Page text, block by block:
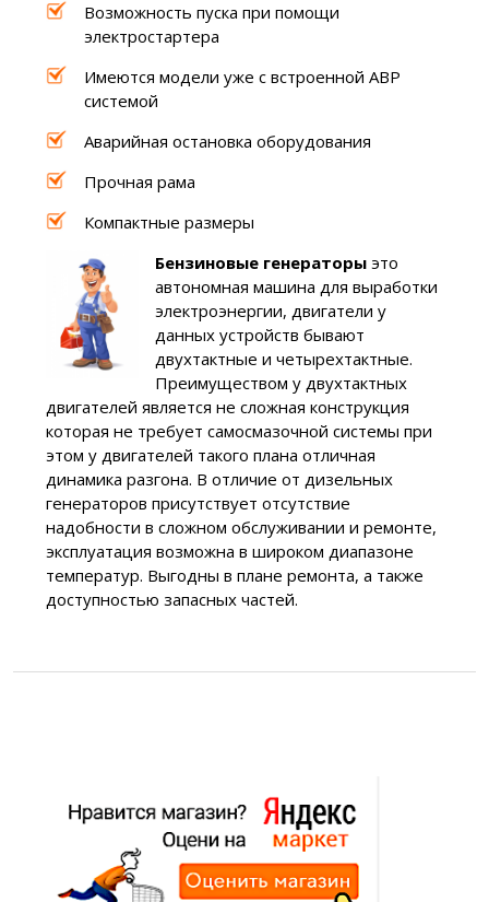
Возможность пуска при помощи
электростартера
Имеются модели уже с встроенной АВР
системой
Аварийная остановка оборудования
Прочная рама
Компактные размеры
Бензиновые генераторыэто
автономная машина для выработки
электроэнергии, двигатели у
данных устройств бывают
двухтактные и четырехтактные.
Преимуществом у двухтактных
двигателей является не сложная конструкция
которая не требует самосмазочной системы при
этом у двигателей такого плана отличная
динамика разгона. В отличие от дизельных
генераторов присутствует отсутствие
надобности в сложном обслуживании и ремонте,
эксплуатация возможна в широком диапазоне
температур. Выгодны в плане ремонта, а также
доступностью запасных частей.